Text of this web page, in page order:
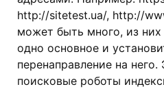
http://sitetest.ua/, http://
может быть много, из
одно основное и
перенаправление на
поисковые роботы